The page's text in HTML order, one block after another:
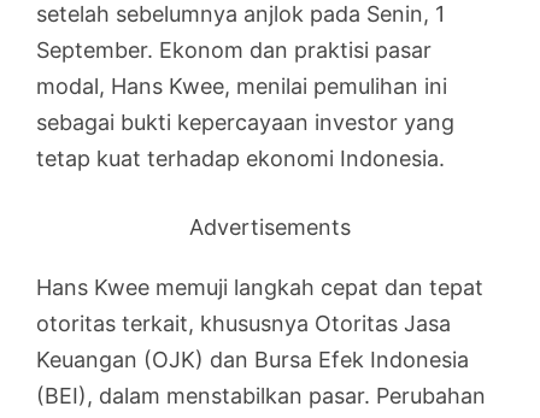
setelah sebelumnya anjlok pada Senin, 1
September. Ekonom dan praktisi pasar
modal, Hans Kwee, menilai pemulihan ini
sebagai bukti kepercayaan investor yang
tetap kuat terhadap ekonomi Indonesia.
Advertisements
Hans Kwee memuji langkah cepat dan tepat
otoritas terkait, khususnya Otoritas Jasa
Keuangan (OJK) dan Bursa Efek Indonesia
(BEI), dalam menstabilkan pasar. Perubahan